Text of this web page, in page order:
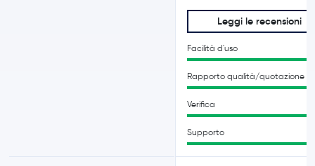
Leggi le recensioni
Facilità d'uso
Rapporto qualità/quotazione
Verifica
Supporto